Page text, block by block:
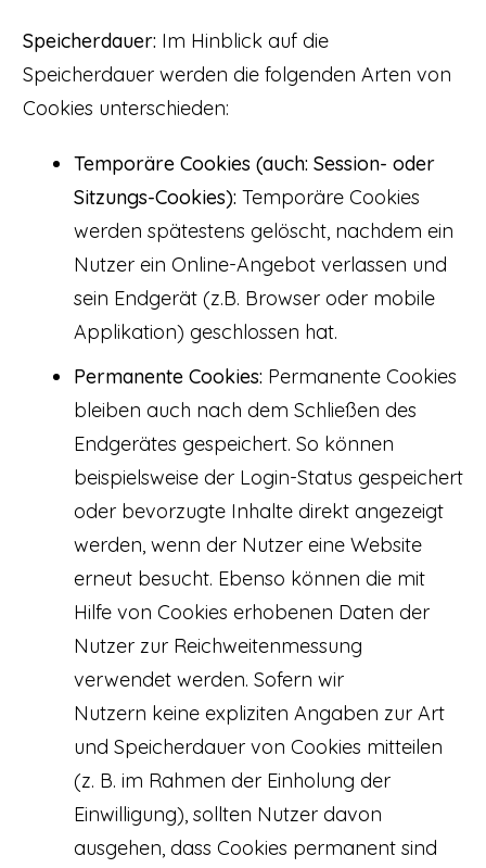
Speicherdauer: Im Hinblick auf die
Speicherdauer werden die folgenden Arten von
Cookies unterschieden:
Temporäre Cookies (auch: Session- oder
Sitzungs-Cookies): Temporäre Cookies
werden spätestens gelöscht, nachdem ein
Nutzer ein Online-Angebot verlassen und
sein Endgerät (z.B. Browser oder mobile
Applikation) geschlossen hat.
Permanente Cookies: Permanente Cookies
bleiben auch nach dem Schließen des
Endgerätes gespeichert. So können
beispielsweise der Login-Status gespeichert
oder bevorzugte Inhalte direkt angezeigt
werden, wenn der Nutzer eine Website
erneut besucht. Ebenso können die mit
Hilfe von Cookies erhobenen Daten der
Nutzer zur Reichweitenmessung
verwendet werden. Sofern wir
Nutzern keine expliziten Angaben zur Art
und Speicherdauer von Cookies mitteilen
(z. B. im Rahmen der Einholung der
Einwilligung), sollten Nutzer davon
ausgehen, dass Cookies permanent sind